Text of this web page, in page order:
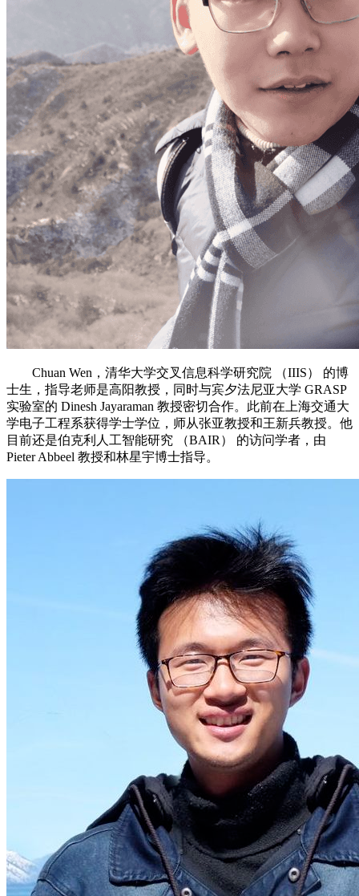
Chuan Wen，清华大学交叉信息科学研究院 （IIIS） 的博
士生，指导老师是高阳教授，同时与宾夕法尼亚大学 GRASP
实验室的 Dinesh Jayaraman 教授密切合作。此前在上海交通大
学电子工程系获得学士学位，师从张亚教授和王新兵教授。他
目前还是伯克利人工智能研究 （BAIR） 的访问学者，由
Pieter Abbeel 教授和林星宇博士指导。